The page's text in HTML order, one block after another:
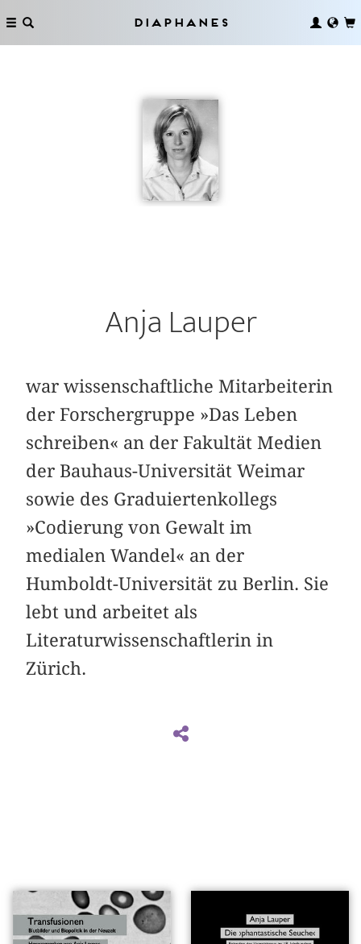
Diaphanes
Anja Lauper
war wissenschaftliche Mitarbeiterin
der Forschergruppe »Das Leben
schreiben« an der Fakultät Medien
der Bauhaus-Universität Weimar
sowie des Graduiertenkollegs
»Codierung von Gewalt im
medialen Wandel« an der
Humboldt-Universität zu Berlin. Sie
lebt und arbeitet als
Literaturwissenschaftlerin in
Zürich.